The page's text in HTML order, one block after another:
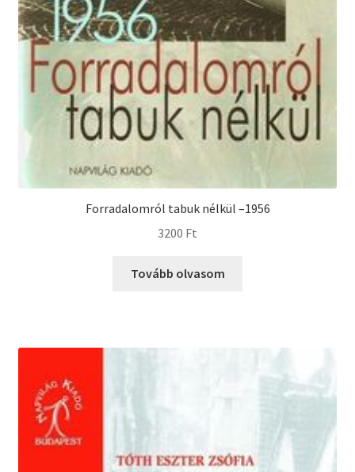
Forradalomról tabuk nélkül –1956
3200 Ft
Tovább olvasom